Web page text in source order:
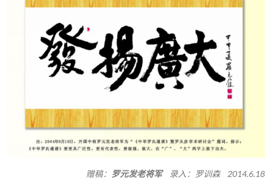
赠稿： 罗元发老将军录入：罗训森 2014.6.18